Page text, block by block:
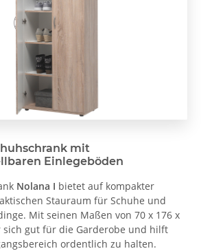
mit
Einlegeböden
Nolana I bietet auf kompakter
Stauraum für Schuhe und
Mit seinen Maßen von 70 x 176 x
sich gut für die Garderobe und hilft
ordentlich zu halten.